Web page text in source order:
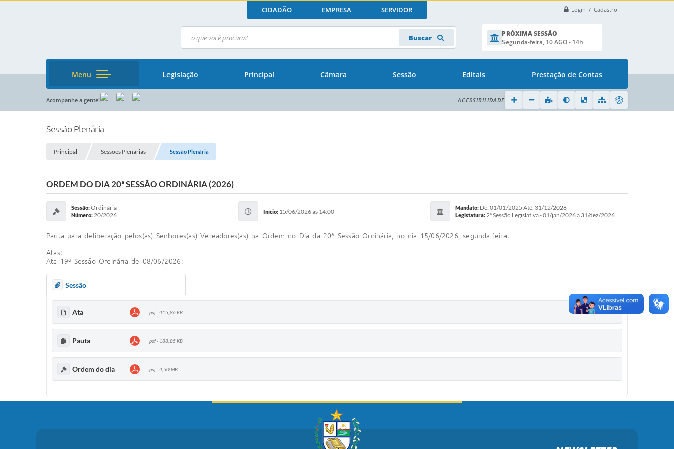
Login / Cadastro
CIDADÃO EMPRESA SERVIDOR
Buscar
PRÓXIMA SESSÃO
Segunda-feira, 10 AGO - 14h
Menu Legislação Principal Câmara Sessão Editais Prestação de Contas
Acompanhe a gente! ACESSIBILIDADE
Sessão Plenária
Principal Sessões Plenárias Sessão Plenária
ORDEM DO DIA 20ª SESSÃO ORDINÁRIA (2026)
Sessão:Ordinária
Número:20/2026 Início: 15/06/2026 às 14:00 Mandato:De: 01/01/2025 Até: 31/12/2028
Legistatura:2ª Sessão Legislativa - 01/jan/2026 a 31/dez/2026
Pauta para deliberação pelos(as) Senhores(as) Vereadores(as) na Ordem do Dia da 20ª Sessão Ordinária, no dia 15/06/2026, segunda-feira.
Atas:
Ata 19ª Sessão Ordinária de 08/06/2026;
Sessão
Ata pdf - 415,86 KB
Pauta pdf - 188,85 KB
Ordem do dia pdf - 4,50 MB